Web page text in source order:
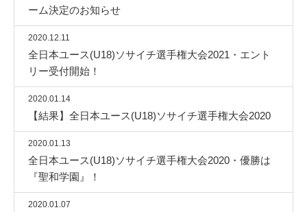
ーム決定のお知らせ
2020.12.11
全日本ユース(U18)ソサイチ選手権大会2021・エント
リー受付開始！
2020.01.14
【結果】全日本ユース(U18)ソサイチ選手権大会2020
2020.01.13
全日本ユース(U18)ソサイチ選手権大会2020・優勝は
『聖和学園』！
2020.01.07